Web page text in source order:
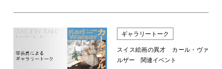
ギャラリートーク
スイス絵画の異才 カール・ヴァ
ルザー 関連イベント